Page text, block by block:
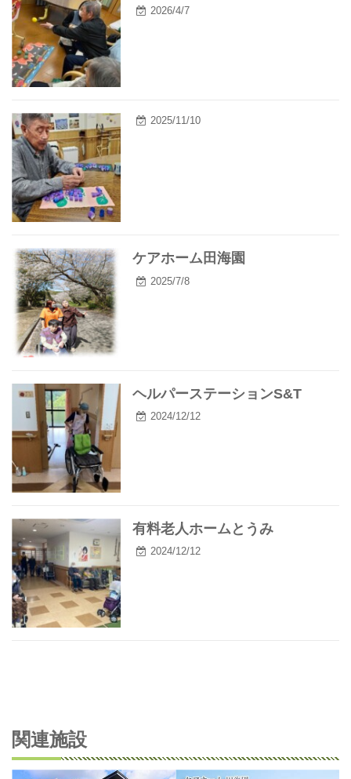
2026/4/7
2025/11/10
ケアホーム田海園
2025/7/8
ヘルパーステーションS&T
2024/12/12
有料老人ホームとうみ
2024/12/12
関連施設